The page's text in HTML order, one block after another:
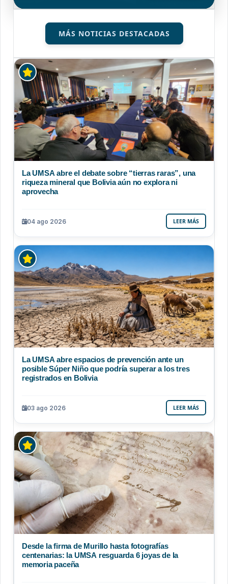
MÁS NOTICIAS DESTACADAS
La UMSA abre el debate sobre “tierras raras”, una
riqueza mineral que Bolivia aún no explora ni
aprovecha
04 ago 2026 LEER MÁS
La UMSA abre espacios de prevención ante un
posible Súper Niño que podría superar a los tres
registrados en Bolivia
03 ago 2026 LEER MÁS
Desde la firma de Murillo hasta fotografías
centenarias: la UMSA resguarda 6 joyas de la
memoria paceña